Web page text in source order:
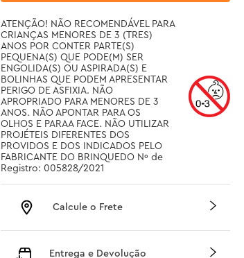
ATENÇÃO! NÃO RECOMENDÁVEL PARA
CRIANÇAS MENORES DE 3 (TRES)
ANOS POR CONTER PARTE(S)
PEQUENA(S) QUE PODE(M) SER
ENGOLIDA(S) OU ASPIRADA(S) E
BOLINHAS QUE PODEM APRESENTAR
PERIGO DE ASFIXIA. NÃO
APROPRIADO PARA MENORES DE 3
ANOS. NÃO APONTAR PARA OS
OLHOS E PARAA FACE. NÃO UTILIZAR
PROJÉTEIS DIFERENTES DOS
PROVIDOS E DOS INDICADOS PELO
FABRICANTE DO BRINQUEDO Nº de
Registro: 005828/2021
Calcule o Frete
Entrega e Devolução